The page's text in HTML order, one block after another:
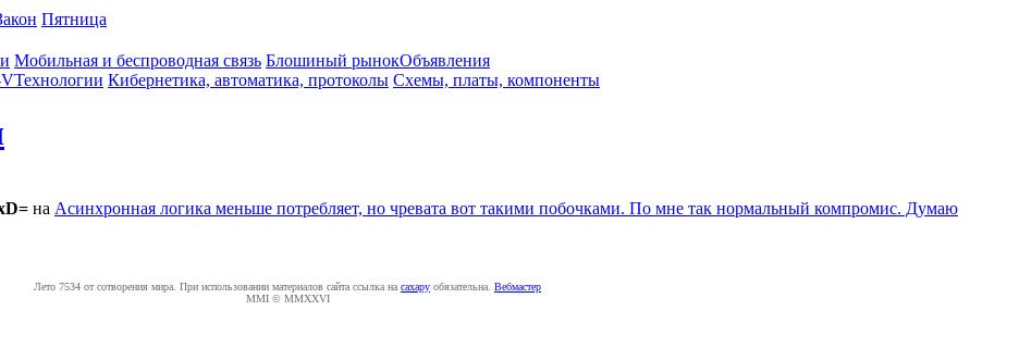
Пятница
Мобильная и беспроводная связь Блошиный рынокОбъявления
Технологии Кибернетика, автоматика, протоколы Схемы, платы, компоненты
на Асинхронная логика меньше потребляет, но чревата вот такими побочками. По мне так нормальный компромис. Думаю
Лето 7534 от сотворения мира. При использовании материалов сайта ссылка на caxapу обязательна. Вебмастер
MMI © MMXXVI